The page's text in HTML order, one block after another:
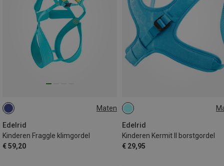
Maten
Edelrid
Kinderen Fraggle klimgordel
€ 59,20
XS | 50-60CM XXS | 45-55CM
Edelrid
Kinderen Kermit II borstgordel
€ 29,95
50-65CM